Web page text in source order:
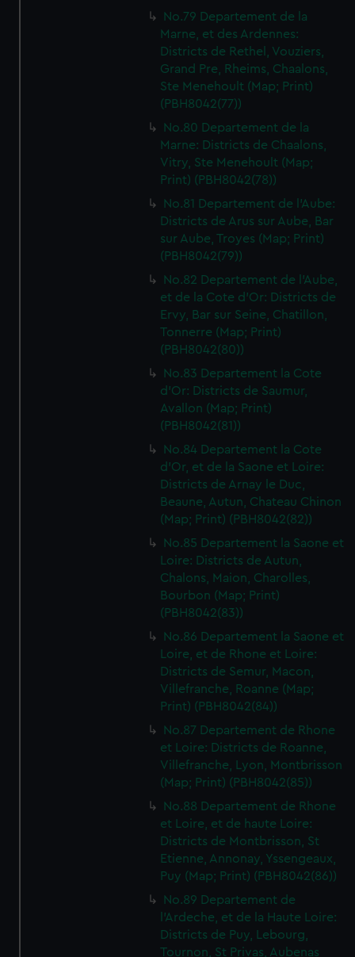
No.79 Departement de la
Marne, et des Ardennes:
Districts de Rethel, Vouziers,
Grand Pre, Rheims, Chaalons,
Ste Menehoult (Map; Print)
(PBH8042(77))
No.80 Departement de la
Marne: Districts de Chaalons,
Vitry, Ste Menehoult (Map;
Print) (PBH8042(78))
No.81 Departement de l'Aube:
Districts de Arus sur Aube, Bar
sur Aube, Troyes (Map; Print)
(PBH8042(79))
No.82 Departement de l'Aube,
et de la Cote d'Or: Districts de
Ervy, Bar sur Seine, Chatillon,
Tonnerre (Map; Print)
(PBH8042(80))
No.83 Departement la Cote
d'Or: Districts de Saumur,
Avallon (Map; Print)
(PBH8042(81))
No.84 Departement la Cote
d'Or, et de la Saone et Loire:
Districts de Arnay le Duc,
Beaune, Autun, Chateau Chinon
(Map; Print) (PBH8042(82))
No.85 Departement la Saone et
Loire: Districts de Autun,
Chalons, Maion, Charolles,
Bourbon (Map; Print)
(PBH8042(83))
No.86 Departement la Saone et
Loire, et de Rhone et Loire:
Districts de Semur, Macon,
Villefranche, Roanne (Map;
Print) (PBH8042(84))
No.87 Departement de Rhone
et Loire: Districts de Roanne,
Villefranche, Lyon, Montbrisson
(Map; Print) (PBH8042(85))
No.88 Departement de Rhone
et Loire, et de haute Loire:
Districts de Montbrisson, St
Etienne, Annonay, Yssengeaux,
Puy (Map; Print) (PBH8042(86))
No.89 Departement de
l'Ardeche, et de la Haute Loire:
Districts de Puy, Lebourg,
Tournon, St Privas, Aubenas